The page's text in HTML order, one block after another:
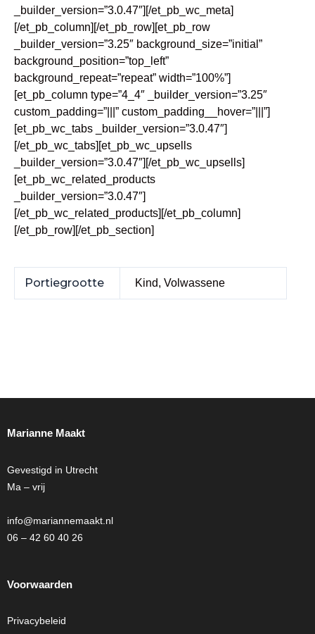
_builder_version=”3.0.47″][/et_pb_wc_meta]
[/et_pb_column][/et_pb_row][et_pb_row
_builder_version=”3.25″ background_size=”initial”
background_position=”top_left”
background_repeat=”repeat” width=”100%”]
[et_pb_column type=”4_4″ _builder_version=”3.25″
custom_padding=”|||” custom_padding__hover=”|||”]
[et_pb_wc_tabs _builder_version=”3.0.47″]
[/et_pb_wc_tabs][et_pb_wc_upsells
_builder_version=”3.0.47″][/et_pb_wc_upsells]
[et_pb_wc_related_products
_builder_version=”3.0.47″]
[/et_pb_wc_related_products][/et_pb_column]
[/et_pb_row][/et_pb_section]
Portiegrootte Kind, Volwassene
Marianne Maakt
Gevestigd in Utrecht
Ma – vrij
info@mariannemaakt.nl
06 – 42 60 40 26
Voorwaarden
Privacybeleid